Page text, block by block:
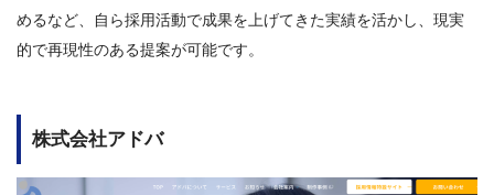
めるなど、自ら採用活動で成果を上げてきた実績を活かし、現実
的で再現性のある提案が可能です。
株式会社アドバ